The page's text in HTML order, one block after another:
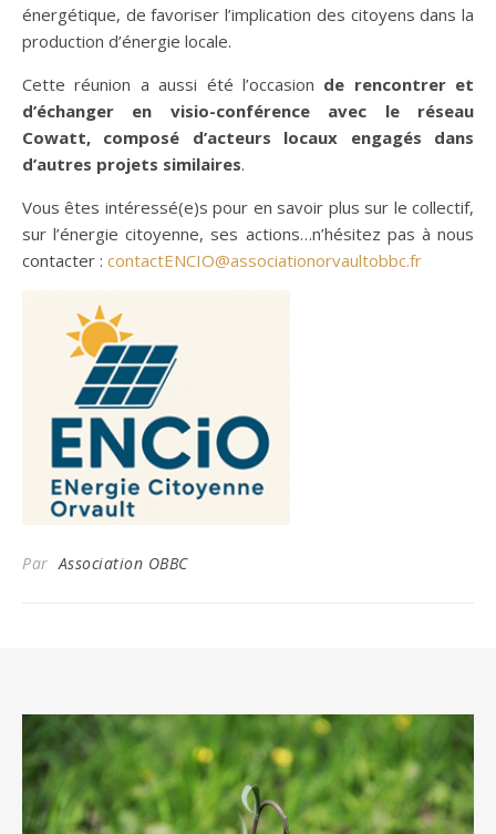
énergétique, de favoriser l’implication des citoyens dans la
production d’énergie locale.
Cette réunion a aussi été l’occasion de rencontrer et
d’échanger en visio-conférence avec le réseau
Cowatt, composé d’acteurs locaux engagés dans
d’autres projets similaires.
Vous êtes intéressé(e)s pour en savoir plus sur le collectif,
sur l’énergie citoyenne, ses actions…n’hésitez pas à nous
contacter : contactENCIO@associationorvaultobbc.fr
Par Association OBBC